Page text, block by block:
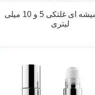
ویال شیشه ای غلتکی 5 و 10 میلی
لیتری